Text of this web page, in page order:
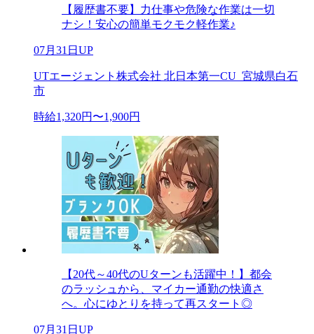
【履歴書不要】力仕事や危険な作業は一切
ナシ！安心の簡単モクモク軽作業♪
07月31日UP
UTエージェント株式会社 北日本第一CU_宮城県白石
市
時給1,320円〜1,900円
【20代～40代のUターンも活躍中！】都会
のラッシュから、マイカー通勤の快適さ
へ。心にゆとりを持って再スタート◎
07月31日UP